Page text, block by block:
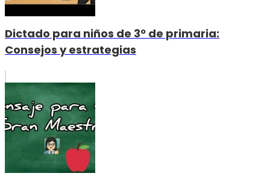
Dictado para niños de 3º de primaria:
Consejos y estrategias